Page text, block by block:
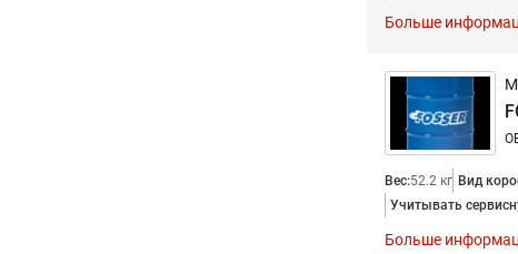
Больше
Вес:52.2 кг Вид
Учитывать
Больше